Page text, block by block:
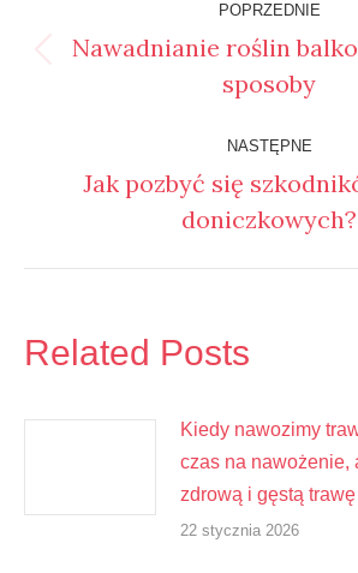
wpisów
POPRZEDNIE
wpis:
Nawadnianie roślin
sposoby
NASTĘPNE
wpis:
Jak pozbyć się
doniczkowych?
Related Posts
Kiedy nawozimy
czas na nawożenie,
zdrową i gęstą trawę
22 stycznia 2026